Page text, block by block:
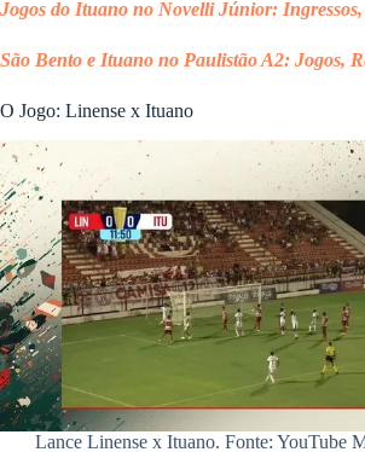
Jogos do Ituano no Novelli Júnior: Ingressos,
São Bento e Ituano no Paulistão A2: Jogos,
​O Jogo: Linense x Ituano
Lance Linense x Ituano. Fonte: YouTube